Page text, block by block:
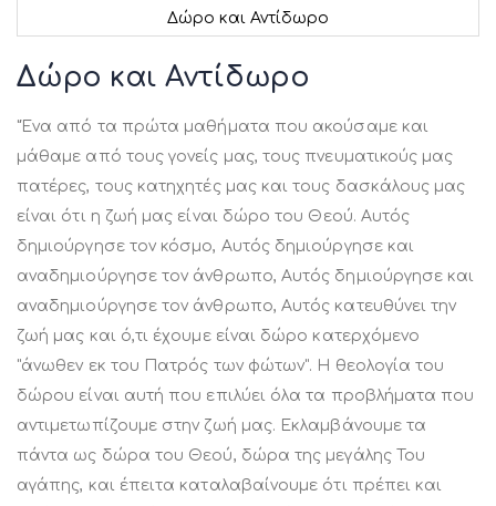
Δώρο και Αντίδωρο
στην
αρχή
συλλογής
εικόνων
Δώρο και Αντίδωρο
"Ένα από τα πρώτα μαθήματα που ακούσαμε και
μάθαμε από τους γονείς μας, τους πνευματικούς μας
πατέρες, τους κατηχητές μας και τους δασκάλους μας
είναι ότι η ζωή μας είναι δώρο του Θεού. Αυτός
δημιούργησε τον κόσμο, Αυτός δημιούργησε και
αναδημιούργησε τον άνθρωπο, Αυτός δημιούργησε και
αναδημιούργησε τον άνθρωπο, Αυτός κατευθύνει την
ζωή μας και ό,τι έχουμε είναι δώρο κατερχόμενο
"άνωθεν εκ του Πατρός των φώτων". Η θεολογία του
δώρου είναι αυτή που επιλύει όλα τα προβλήματα που
αντιμετωπίζουμε στην ζωή μας. Εκλαμβάνουμε τα
πάντα ως δώρα του Θεού, δώρα της μεγάλης Του
αγάπης, και έπειτα καταλαβαίνουμε ότι πρέπει και